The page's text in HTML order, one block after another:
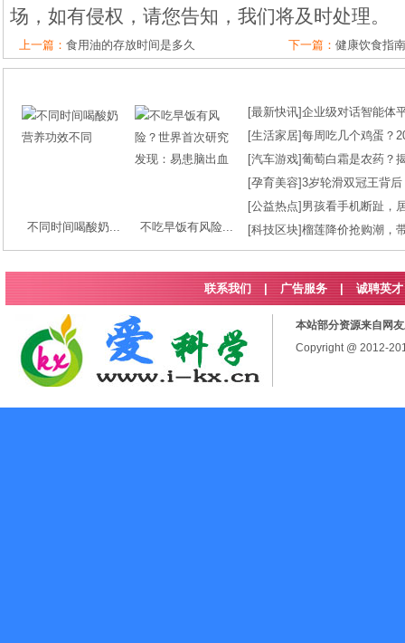
场，如有侵权，请您告知，我们将及时处理。
上一篇： 食用油的存放时间是多久 下一篇： 健康饮食指
不同时间喝酸奶... 不吃早饭有风险...
[最新快讯]企业级对话智能体
[生活家居]每周吃几个鸡蛋？
[汽车游戏]葡萄白霜是农药？
[孕育美容]3岁轮滑双冠王背
[公益热点] 男孩看手机断趾，
[科技区块]榴莲降价抢购潮，
联系我们 广告服务 | 诚聘英才
本站部分资源来自网
Copyright @ 2012-